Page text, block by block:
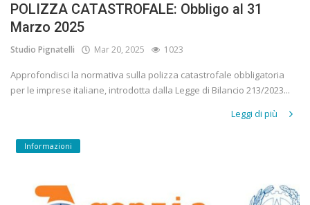
POLIZZA CATASTROFALE: Obbligo al 31
Marzo 2025
Studio Pignatelli Mar 20, 2025 1023
Approfondisci la normativa sulla polizza catastrofale obbligatoria
per le imprese italiane, introdotta dalla Legge di Bilancio 213/2023...
Leggi di più
Informazioni